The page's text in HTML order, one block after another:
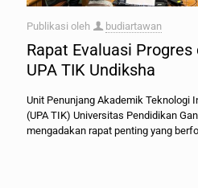
Publikasi oleh budiartawan
Rapat Evaluasi
UPA TIK Undiksha
Unit Penunjang Akademik Teknologi
(UPA TIK) Universitas Pendidikan
mengadakan rapat penting yang